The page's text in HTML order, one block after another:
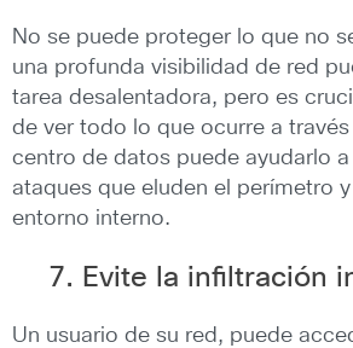
No se puede proteger lo que no
una profunda visibilidad de red
tarea desalentadora, pero es
de ver todo lo que ocurre a través
centro de datos puede ayudarlo
ataques que eluden el perímetro
entorno interno.
7. Evite la infiltración
Un usuario de su red, puede